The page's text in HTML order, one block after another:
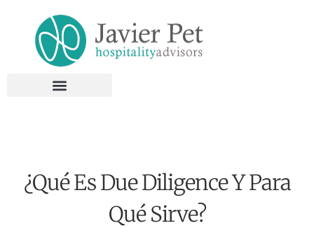
¿Qué Es Due Diligence Y Para
Qué Sirve?